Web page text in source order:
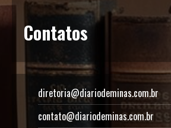
Contatos
diretoria@diariodeminas.com.br
contato@diariodeminas.com.br